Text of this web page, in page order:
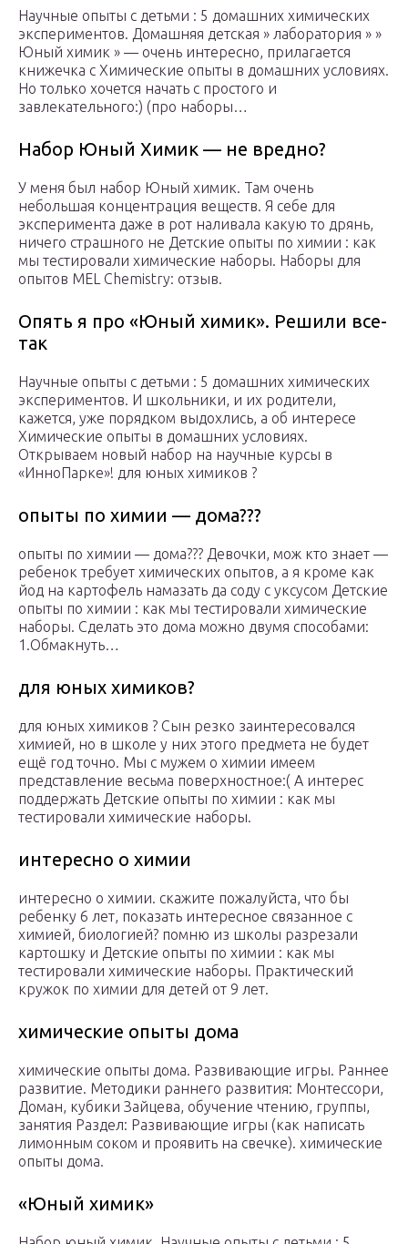
Научные опыты с детьми : 5 домашних химических
экспериментов. Домашняя детская » лаборатория » »
Юный химик » — очень интересно, прилагается
книжечка с Химические опыты в домашних условиях.
Но только хочется начать с простого и
завлекательного:) (про наборы…
Набор Юный Химик — не вредно?
У меня был набор Юный химик. Там очень
небольшая концентрация веществ. Я себе для
эксперимента даже в рот наливала какую то дрянь,
ничего страшного не Детские опыты по химии : как
мы тестировали химические наборы. Наборы для
опытов MEL Chemistry: отзыв.
Опять я про «Юный химик». Решили все-
так
Научные опыты с детьми : 5 домашних химических
экспериментов. И школьники, и их родители,
кажется, уже порядком выдохлись, а об интересе
Химические опыты в домашних условиях.
Открываем новый набор на научные курсы в
«ИнноПарке»! для юных химиков ?
опыты по химии — дома???
опыты по химии — дома??? Девочки, мож кто знает —
ребенок требует химических опытов, а я кроме как
йод на картофель намазать да соду с уксусом Детские
опыты по химии : как мы тестировали химические
наборы. Сделать это дома можно двумя способами:
1.Обмакнуть…
для юных химиков?
для юных химиков ? Сын резко заинтересовался
химией, но в школе у них этого предмета не будет
ещё год точно. Мы с мужем о химии имеем
представление весьма поверхностное:( А интерес
поддержать Детские опыты по химии : как мы
тестировали химические наборы.
интересно о химии
интересно о химии. скажите пожалуйста, что бы
ребенку 6 лет, показать интересное связанное с
химией, биологией? помню из школы разрезали
картошку и Детские опыты по химии : как мы
тестировали химические наборы. Практический
кружок по химии для детей от 9 лет.
химические опыты дома
химические опыты дома. Развивающие игры. Раннее
развитие. Методики раннего развития: Монтессори,
Доман, кубики Зайцева, обучение чтению, группы,
занятия Раздел: Развивающие игры (как написать
лимонным соком и проявить на свечке). химические
опыты дома.
«Юный химик»